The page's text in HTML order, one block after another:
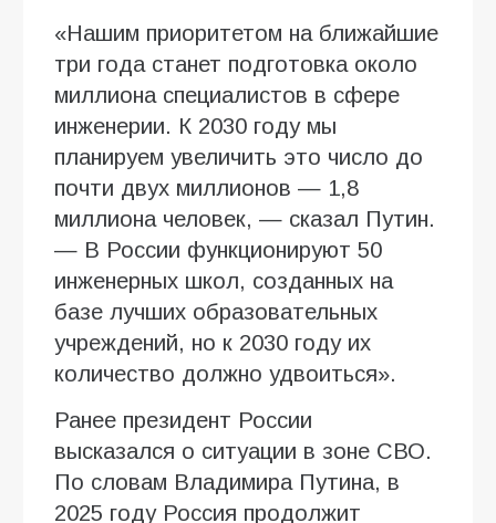
«Нашим приоритетом на ближайшие
три года станет подготовка около
миллиона специалистов в сфере
инженерии. К 2030 году мы
планируем увеличить это число до
почти двух миллионов — 1,8
миллиона человек, — сказал Путин.
— В России функционируют 50
инженерных школ, созданных на
базе лучших образовательных
учреждений, но к 2030 году их
количество должно удвоиться».
Ранее президент России
высказался о ситуации в зоне СВО.
По словам Владимира Путина, в
2025 году Россия продолжит